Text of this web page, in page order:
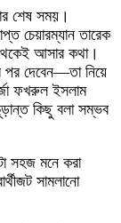
শেষ সময়।
চেয়ারম্যান তারেক
আসার কথা।
পর দেবেন—তা নিয়ে
ফখরুল ইসলাম
কিছু বলা সম্ভব
সহজ মনে করা
সামলানো